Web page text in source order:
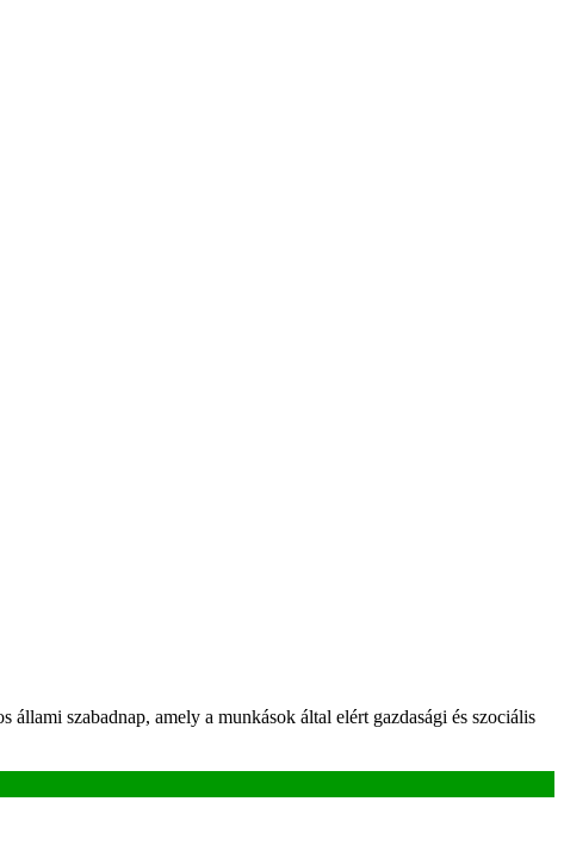
szabadnap, amely a munkások által elért gazdasági és szociális